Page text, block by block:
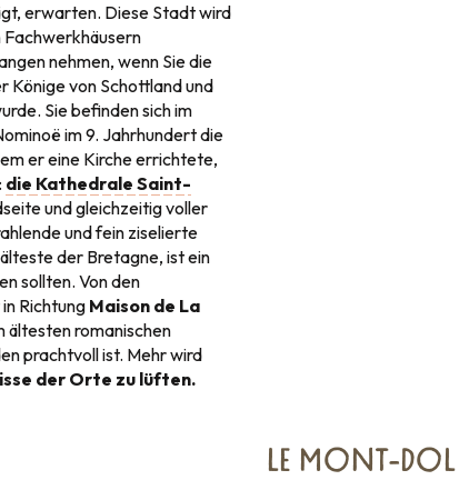
erwarten. Diese Stadt wird
Fachwerkhäusern
nehmen, wenn Sie die
Könige von Schottland und
Sie befinden sich im
im 9. Jahrhundert die
er eine Kirche errichtete,
die Kathedrale Saint-
und gleichzeitig voller
und fein ziselierte
der Bretagne, ist ein
sollten. Von den
Richtung Maison de La
ältesten romanischen
prachtvoll ist. Mehr wird
der Orte zu lüften.
LE MONT-DOL